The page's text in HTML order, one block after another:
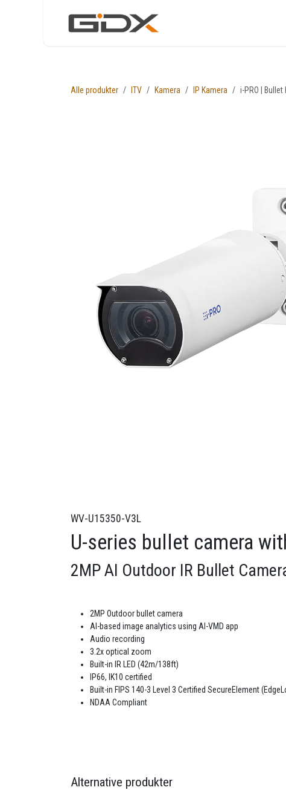
Alle produkter ITV Kamera IP Kamera i-PRO |
WV-U15350-V3L
U-series bullet camera
2MP AI Outdoor IR Bullet
2MP Outdoor bullet camera
AI-based image analytics using AI-VMD app
Audio recording
3.2x optical zoom
Built-in IR LED (42m/138ft)
IP66, IK10 certified
Built-in FIPS 140-3 Level 3 Certified SecureElement
NDAA Compliant
Alternative produkter